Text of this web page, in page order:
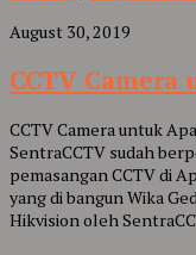
August 30, 2019
CCTV
CCTV Camera untuk
SentraCCTV sudah
pemasangan CCTV di
yang di bangun Wika
Hikvision oleh